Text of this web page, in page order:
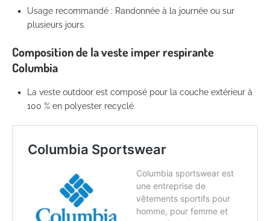
Usage recommandé : Randonnée à la journée ou sur
plusieurs jours.
Composition de la veste imper respirante
Columbia
La veste outdoor est composé pour la couche extérieur à
100 % en polyester recyclé.